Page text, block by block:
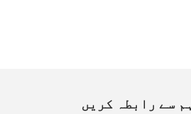
ہم سے رابطہ کریں